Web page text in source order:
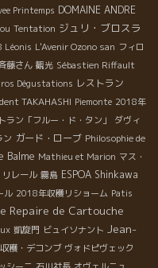
Printemps DOMAINE ANDRE
Tentation ジュリ・ブロスラ
Léonis L'Avenir Ozono san フィロ
藤さん 観光 Sébastien Riffault
Dégustations レストラン
TAKAHASHI Piemonte 2018年
ラン「フルー・ド・タン」
ダヴィ
ン ガード・ローブ Philosophie de
Balme Mathieu et Marion マス・
リレール 霧島 ESPOA Shinkawa
ル 2018年収穫リショーム Patis
Repaire de Cartouche
凱旋門 ビュイソナント Jean-
穫・デコンブ ヴォドピヴェック